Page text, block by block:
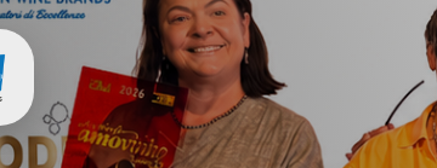
principal